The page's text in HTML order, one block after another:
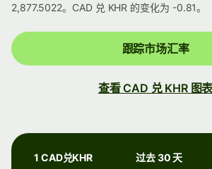
2,877.5022。CAD 兑 KHR 的变化为 -0.81。
跟踪市场汇率
查看 CAD 兑 KHR 图
1 CAD兑KHR 过去 30 天